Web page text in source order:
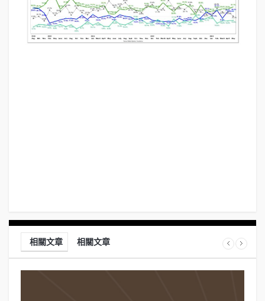
相關文章 相關文章